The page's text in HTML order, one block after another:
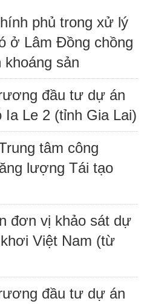
phủ trong xử lý
ở Lâm Đồng chồng
sản
đầu tư dự án
Le 2 (tỉnh Gia Lai)
tâm công
lượng Tái tạo
đơn vị khảo sát dự
Việt Nam (từ
đầu tư dự án